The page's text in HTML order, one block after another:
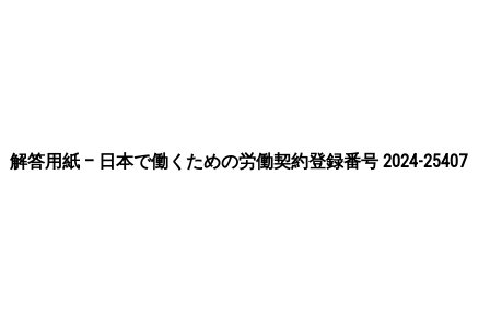
解答用紙 – 日本で働くための労働契約登録番号 2024-25407